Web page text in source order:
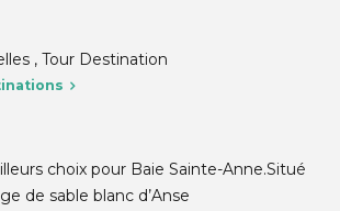
, Tour Destination
choix pour Baie Sainte-Anne.Situé
de sable blanc d’Anse